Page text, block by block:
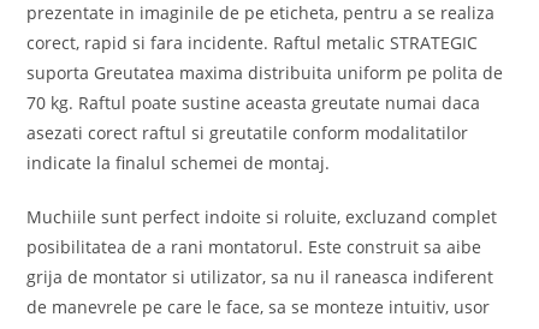
prezentate in imaginile de pe eticheta, pentru a se realiza
corect, rapid si fara incidente. Raftul metalic STRATEGIC
suporta Greutatea maxima distribuita uniform pe polita de
70 kg. Raftul poate sustine aceasta greutate numai daca
asezati corect raftul si greutatile conform modalitatilor
indicate la finalul schemei de montaj.
Muchiile sunt perfect indoite si roluite, excluzand complet
posibilitatea de a rani montatorul. Este construit sa aibe
grija de montator si utilizator, sa nu il raneasca indiferent
de manevrele pe care le face, sa se monteze intuitiv, usor